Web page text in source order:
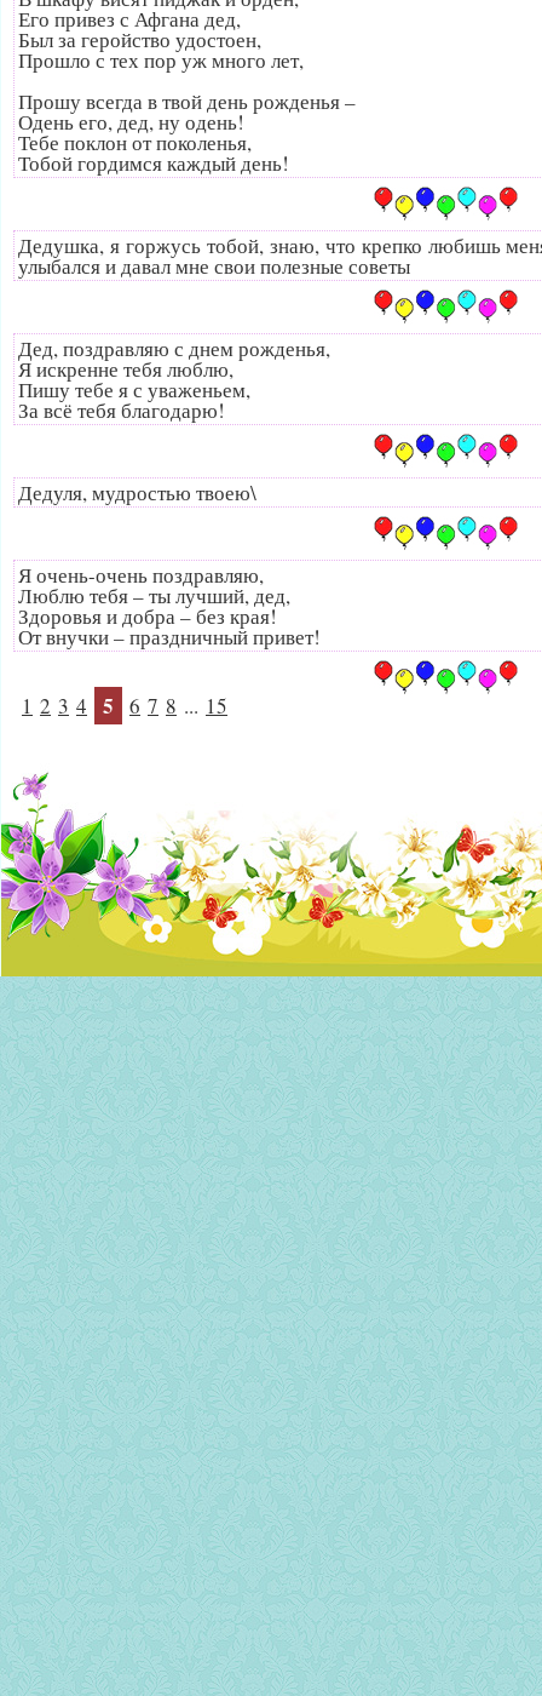
Его привез с Афгана дед,
Был за геройство удостоен,
Прошло с тех пор уж много лет,
Прошу всегда в твой день рожденья –
Одень его, дед, ну одень!
Тебе поклон от поколенья,
Тобой гордимся каждый день!
Дедушка, я горжусь тобой, знаю, что крепко любишь
улыбался и давал мне свои полезные советы
Дед, поздравляю с днем рожденья,
Я искренне тебя люблю,
Пишу тебе я с уваженьем,
За всё тебя благодарю!
Дедуля, мудростью твоею\
Я очень-очень поздравляю,
Люблю тебя – ты лучший, дед,
Здоровья и добра – без края!
От внучки – праздничный привет!
1 2 3 4 5 6 7 8 ... 15